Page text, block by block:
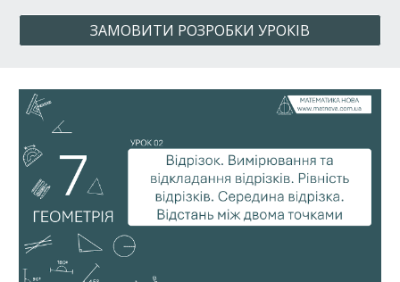
ЗАМОВИТИ РОЗРОБКИ УРОКІВ